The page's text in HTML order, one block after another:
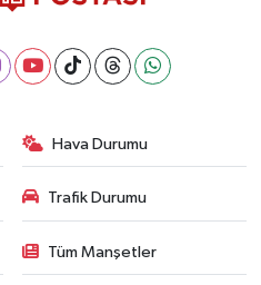
Hava Durumu
Trafik Durumu
Tüm Manşetler